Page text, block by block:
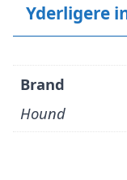
Yderligere
Brand
Hound